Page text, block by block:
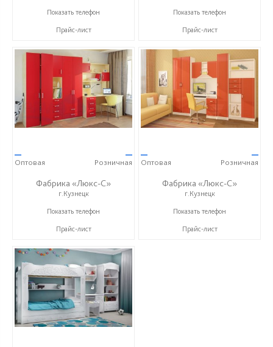
+7 (927) 38-059-88
Показать телефон
Прайс-лист
+ 7 (999) 748-11-11
Показать телефон
Прайс-лист
—
Оптовая
—
Розничная
Фабрика «Люкс-С»
г.Кузнецк
+ 7 (999) 748-11-11
Показать телефон
Прайс-лист
—
Оптовая
—
Розничная
Фабрика «Люкс-С»
г.Кузнецк
+ 7 (999) 748-11-11
Показать телефон
Прайс-лист